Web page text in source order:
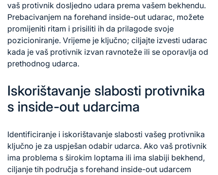
vaš protivnik dosljedno udara prema vašem bekhendu.
Prebacivanjem na forehand inside-out udarac, možete
promijeniti ritam i prisiliti ih da prilagode svoje
pozicioniranje. Vrijeme je ključno; ciljajte izvesti udarac
kada je vaš protivnik izvan ravnoteže ili se oporavlja od
prethodnog udarca.
Iskorištavanje slabosti protivnika
s inside-out udarcima
Identificiranje i iskorištavanje slabosti vašeg protivnika
ključno je za uspješan odabir udarca. Ako vaš protivnik
ima problema s širokim loptama ili ima slabiji bekhend,
ciljanje tih područja s forehand inside-out udarcem